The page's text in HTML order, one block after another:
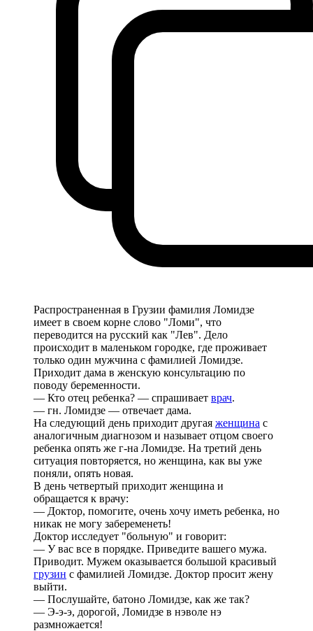
Распространенная в Грузии фамилия Ломидзе
имеет в своем корне слово "Ломи", что
переводится на русский как "Лев". Дело
происходит в маленьком городке, где проживает
только один мужчина с фамилией Ломидзе.
Приходит дама в женскую консультацию по
поводу беременности.
— Кто отец ребенка? — спрашивает врач.
— гн. Ломидзе — отвечает дама.
На следующий день приходит другая женщина с
аналогичным диагнозом и называет отцом своего
ребенка опять же г-на Ломидзе. На третий день
ситуация повторяется, но женщина, как вы уже
поняли, опять новая.
В день четвертый приходит женщина и
обращается к врачу:
— Доктор, помогите, очень хочу иметь ребенка, но
никак не могу забеременеть!
Доктор исследует "больную" и говорит:
— У вас все в порядке. Приведите вашего мужа.
Приводит. Мужем оказывается большой красивый
грузин с фамилией Ломидзе. Доктор просит жену
выйти.
— Послушайте, батоно Ломидзе, как же так?
— Э-э-э, дорогой, Ломидзе в нэволе нэ
размножается!